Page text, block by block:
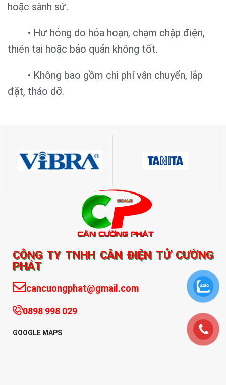
hoặc sành sứ.
• Hư hỏng do hỏa hoạn, chạm chập điện,
thiên tai hoặc bảo quản không tốt.
• Không bao gồm chi phí vận chuyển, lắp
đặt, tháo dỡ.
CÔNG TY TNHH CÂN ĐIỆN TỬ CƯỜNG
PHÁT
cancuongphat@gmail.com
0898 998 029
GOOGLE MAPS